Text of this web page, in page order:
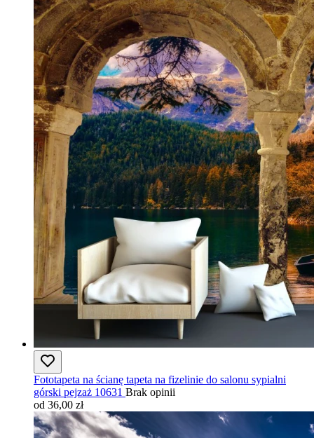
Fototapeta na ścianę tapeta na fizelinie do salonu sypialni
górski pejzaż 10631 Brak opinii
od 36,00 zł